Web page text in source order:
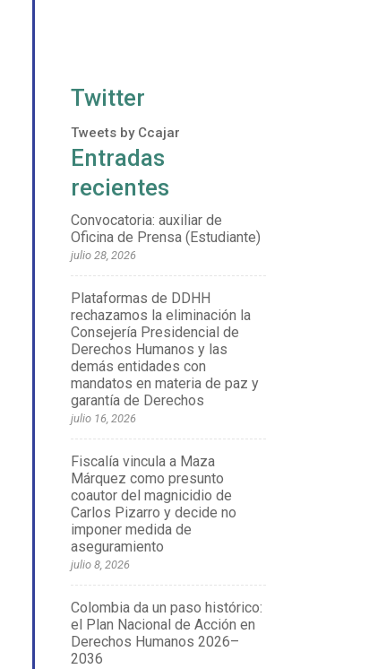
Twitter
Tweets by Ccajar
Entradas
recientes
Convocatoria: auxiliar de
Oficina de Prensa (Estudiante)
julio 28, 2026
Plataformas de DDHH
rechazamos la eliminación la
Consejería Presidencial de
Derechos Humanos y las
demás entidades con
mandatos en materia de paz y
garantía de Derechos
julio 16, 2026
Fiscalía vincula a Maza
Márquez como presunto
coautor del magnicidio de
Carlos Pizarro y decide no
imponer medida de
aseguramiento
julio 8, 2026
Colombia da un paso histórico:
el Plan Nacional de Acción en
Derechos Humanos 2026–
2036